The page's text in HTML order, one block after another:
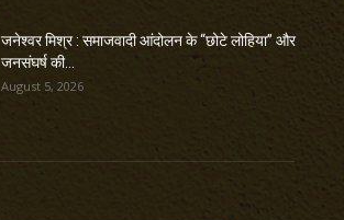
जनेश्वर मिश्र : समाजवादी आंदोलन के “छोटे लोहिया” और
जनसंघर्ष की...
August 5, 2026